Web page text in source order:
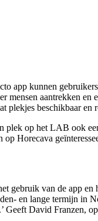
app kunnen
aantrekken en
plekjes beschikbaar en
plek op het LAB ook
Horecava
gebruik van de app
en lange termijn in
Geeft David Franzen,